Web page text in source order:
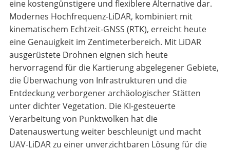
eine kostengünstigere und flexiblere Alternative dar.
Modernes Hochfrequenz-LiDAR, kombiniert mit
kinematischem Echtzeit-GNSS (RTK), erreicht heute
eine Genauigkeit im Zentimeterbereich. Mit LiDAR
ausgerüstete Drohnen eignen sich heute
hervorragend für die Kartierung abgelegener Gebiete,
die Überwachung von Infrastrukturen und die
Entdeckung verborgener archäologischer Stätten
unter dichter Vegetation. Die KI-gesteuerte
Verarbeitung von Punktwolken hat die
Datenauswertung weiter beschleunigt und macht
UAV-LiDAR zu einer unverzichtbaren Lösung für die